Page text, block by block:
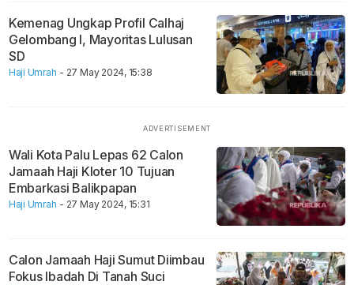
Kemenag Ungkap Profil Calhaj
Gelombang I, Mayoritas Lulusan
SD
Haji Umrah - 27 May 2024, 15:38
Wali Kota Palu Lepas 62 Calon
Jamaah Haji Kloter 10 Tujuan
Embarkasi Balikpapan
Haji Umrah - 27 May 2024, 15:31
Calon Jamaah Haji Sumut Diimbau
Fokus Ibadah Di Tanah Suci